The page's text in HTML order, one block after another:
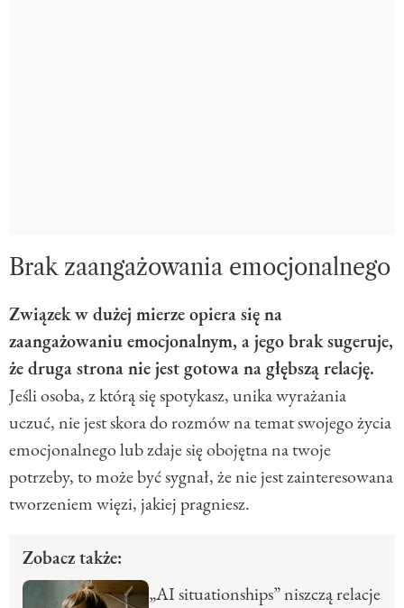
Brak zaangażowania emocjonalnego
Związek w dużej mierze opiera się na
zaangażowaniu emocjonalnym, a jego brak sugeruje,
że druga strona nie jest gotowa na głębszą relację.
Jeśli osoba, z którą się spotykasz, unika wyrażania
uczuć, nie jest skora do rozmów na temat swojego życia
emocjonalnego lub zdaje się obojętna na twoje
potrzeby, to może być sygnał, że nie jest zainteresowana
tworzeniem więzi, jakiej pragniesz.
Zobacz także:
„AI situationships” niszczą relacje